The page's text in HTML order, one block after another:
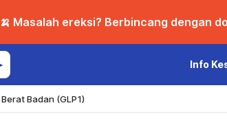
Masalah ereksi? Berbincang dengan
Info
Badan (GLP1)